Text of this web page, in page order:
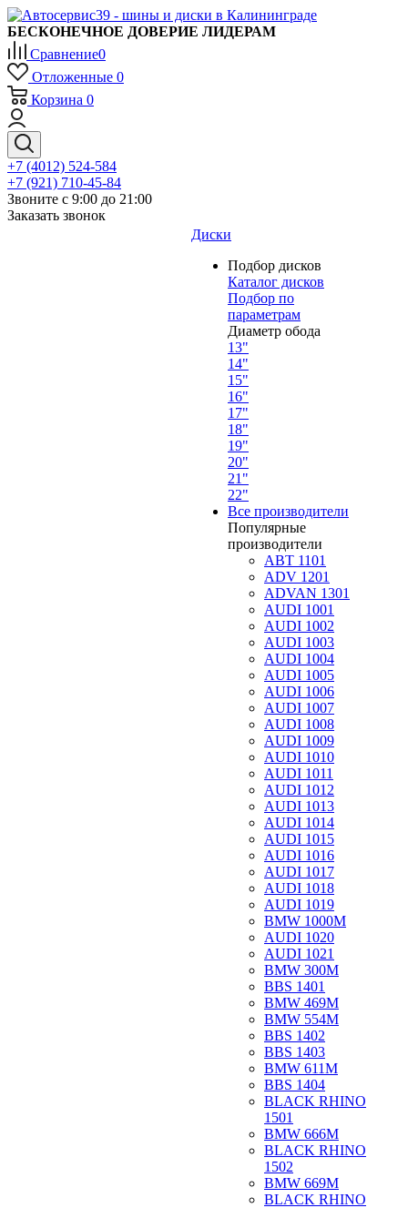
БЕСКОНЕЧНОЕ ДОВЕРИЕ ЛИДЕРАМ
Сравнение0
Отложенные 0
Корзина 0
+7 (4012) 524-584
+7 (921) 710-45-84
Звоните с 9:00 до 21:00
Заказать звонок
Диски
Подбор дисков
Каталог дисков
Подбор по
параметрам
Диаметр обода
13"
14"
15"
16"
17"
18"
19"
20"
21"
22"
Все производители
Популярные
производители
ABT 1101
ADV 1201
ADVAN 1301
AUDI 1001
AUDI 1002
AUDI 1003
AUDI 1004
AUDI 1005
AUDI 1006
AUDI 1007
AUDI 1008
AUDI 1009
AUDI 1010
AUDI 1011
AUDI 1012
AUDI 1013
AUDI 1014
AUDI 1015
AUDI 1016
AUDI 1017
AUDI 1018
AUDI 1019
BMW 1000M
AUDI 1020
AUDI 1021
BMW 300M
BBS 1401
BMW 469M
BMW 554M
BBS 1402
BBS 1403
BMW 611M
BBS 1404
BLACK RHINO
1501
BMW 666M
BLACK RHINO
1502
BMW 669M
BLACK RHINO